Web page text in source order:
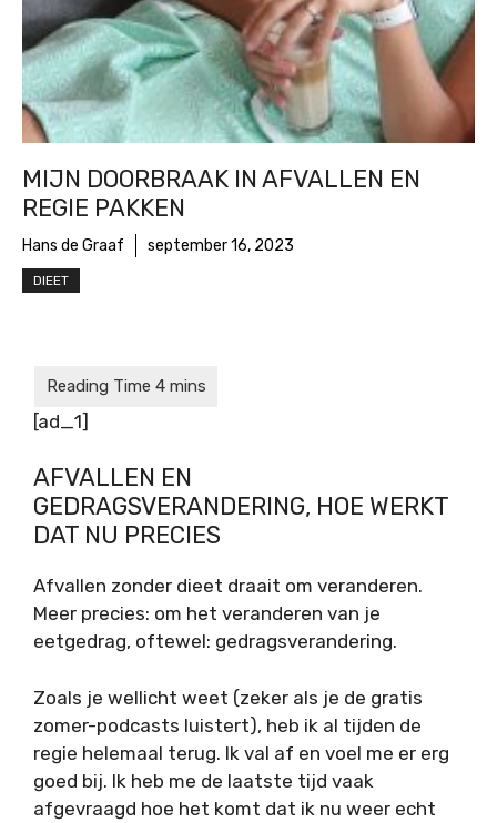
MIJN DOORBRAAK IN AFVALLEN EN
REGIE PAKKEN
Hans de Graaf september 16, 2023
DIEET
[ad_1]
AFVALLEN EN
GEDRAGSVERANDERING, HOE WERKT
DAT NU PRECIES
Afvallen zonder dieet draait om veranderen.
Meer precies: om het veranderen van je
eetgedrag, oftewel: gedragsverandering.
Zoals je wellicht weet (zeker als je de gratis
zomer-podcasts luistert), heb ik al tijden de
regie helemaal terug. Ik val af en voel me er erg
goed bij. Ik heb me de laatste tijd vaak
afgevraagd hoe het komt dat ik nu weer echt